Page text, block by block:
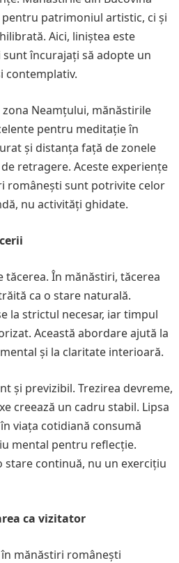
patrimoniul artistic, ci și
Aici, liniștea este
încurajați să adopte un
contemplativ.
Neamțului, mănăstirile
pentru meditație în
și distanța față de zonele
retragere. Aceste experiențe
românești sunt potrivite celor
nu activități ghidate.
tăcerea. În mănăstiri, tăcerea
ca o stare naturală.
la strictul necesar, iar timpul
Această abordare ajută la
și la claritate interioară.
și previzibil. Trezirea devreme,
creează un cadru stabil. Lipsa
viața cotidiană consumă
mental pentru reflecție.
stare continuă, nu un exercițiu
ca vizitator
mănăstiri românești